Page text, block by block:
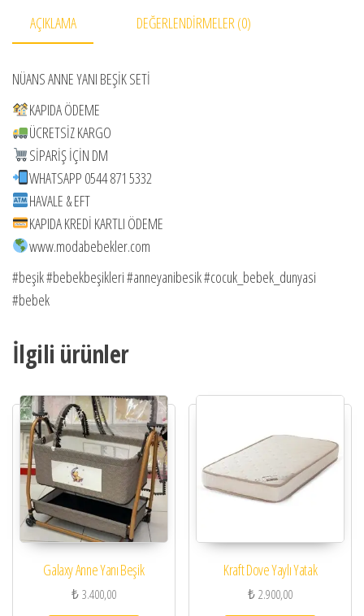
AÇIKLAMA DEĞERLENDIRMELER (0)
NÜANS ANNE YANI BEŞİK SETİ
KAPIDA ÖDEME
ÜCRETSİZ KARGO
SİPARİŞ İÇİN DM
WHATSAPP 0544 871 5332
HAVALE & EFT
KAPIDA KREDİ KARTLI ÖDEME
www.modabebekler.com
#beşik #bebekbeşikleri #anneyanibesik #cocuk_bebek_dunyasi
#bebek
İlgili ürünler
Galaxy Anne Yanı Beşik
₺3.400,00
Kraft Dove Yaylı Yatak
₺2.900,00